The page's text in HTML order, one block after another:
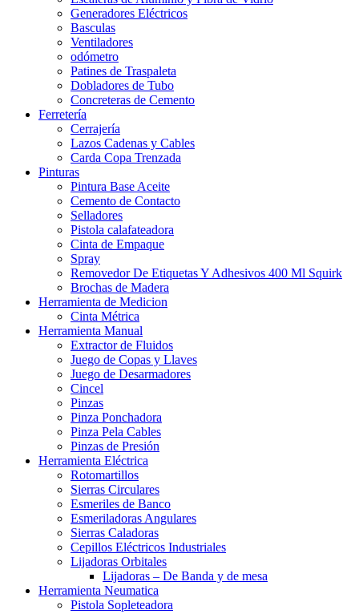
Generadores Eléctricos
Basculas
Ventiladores
odómetro
Patines de Traspaleta
Dobladores de Tubo
Concreteras de Cemento
Ferretería
Cerrajería
Lazos Cadenas y Cables
Carda Copa Trenzada
Pinturas
Pintura Base Aceite
Cemento de Contacto
Selladores
Pistola calafateadora
Cinta de Empaque
Spray
Removedor De Etiquetas Y Adhesivos 400 Ml Squirk
Brochas de Madera
Herramienta de Medicion
Cinta Métrica
Herramienta Manual
Extractor de Fluidos
Juego de Copas y Llaves
Juego de Desarmadores
Cincel
Pinzas
Pinza Ponchadora
Pinza Pela Cables
Pinzas de Presión
Herramienta Eléctrica
Rotomartillos
Sierras Circulares
Esmeriles de Banco
Esmeriladoras Angulares
Sierras Caladoras
Cepillos Eléctricos Industriales
Lijadoras Orbitales
Lijadoras – De Banda y de mesa
Herramienta Neumatica
Pistola Sopleteadora